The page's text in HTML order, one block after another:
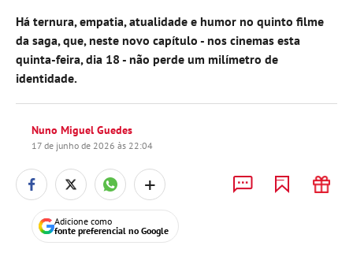
Há ternura, empatia, atualidade e humor no quinto filme
da saga, que, neste novo capítulo - nos cinemas esta
quinta-feira, dia 18 - não perde um milímetro de
identidade.
Nuno Miguel Guedes
17 de junho de 2026 às 22:04
+
Adicione como
fonte preferencial no Google